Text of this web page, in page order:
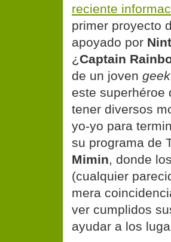
reciente
primer proyecto
apoyado por
¿Captain
de un joven geek
este superhéroe
tener diversos
yo-yo para
su programa de
Mimin, donde
(cualquier
mera
ver cumplidos
ayudar a los